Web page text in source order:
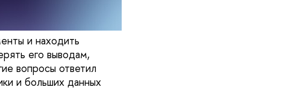
и находить
его выводам,
вопросы ответил
и больших данных